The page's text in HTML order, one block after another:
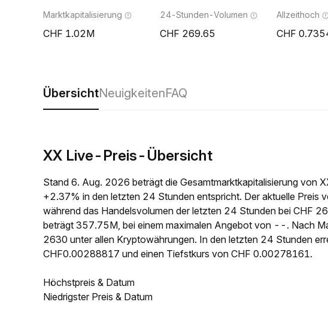
Marktkapitalisierung
1.02M
24-Stunden-Volumen
269.65
Allzeithoch
ÜbersichtNeuigkeitenFAQ
XX Live-Preis-Übersicht
Stand 6. Aug. 2026 beträgt die Gesamtmarktkapitalisierung von
+2.37% in den letzten 24 Stunden entspricht. Der aktuelle Preis
während das Handelsvolumen der letzten 24 Stunden bei CHF
beträgt 357.75M, bei einem maximalen Angebot von --. Nach
2630 unter allen Kryptowährungen. In den letzten 24 Stunden
CHF0.00288817 und einen Tiefstkurs von CHF 0.00278161.
Höchstpreis & Datum
Niedrigster Preis & Datum